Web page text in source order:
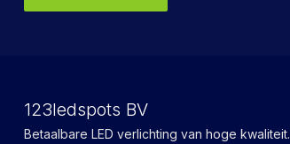
123ledspots BV
Betaalbare LED verlichting van hoge kwaliteit.